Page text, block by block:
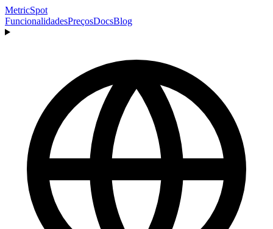
MetricSpot
FuncionalidadesPreçosDocsBlog